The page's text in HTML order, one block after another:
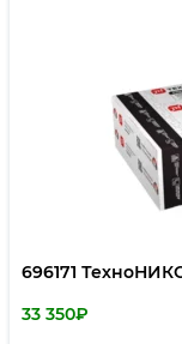
696171
33 350₽